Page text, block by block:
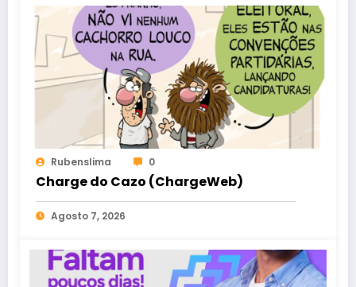
Rubenslima 0
Charge do Cazo (ChargeWeb)
Agosto 7, 2026